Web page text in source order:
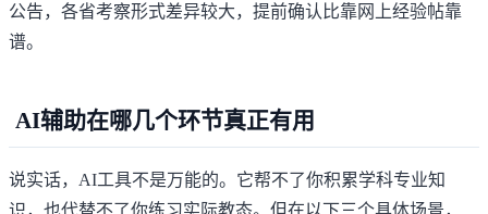
公告，各省考察形式差异较大，提前确认比靠网上经验帖靠
谱。
AI辅助在哪几个环节真正有用
说实话，AI工具不是万能的。它帮不了你积累学科专业知
识，也代替不了你练习实际教态。但在以下三个具体场景，